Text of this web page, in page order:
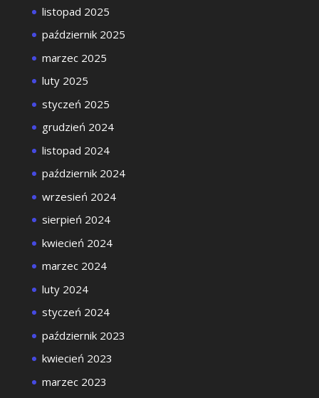
listopad 2025
październik 2025
marzec 2025
luty 2025
styczeń 2025
grudzień 2024
listopad 2024
październik 2024
wrzesień 2024
sierpień 2024
kwiecień 2024
marzec 2024
luty 2024
styczeń 2024
październik 2023
kwiecień 2023
marzec 2023